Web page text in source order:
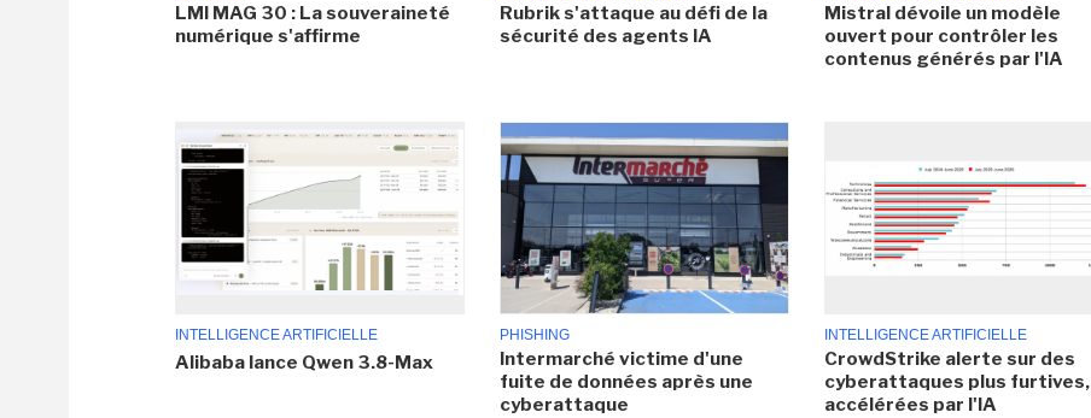
LMI MAG 30 : La souveraineté
numérique s'affirme
Rubrik s'attaque au défi de la
sécurité des agents IA
Mistral dévoile un modèle
ouvert pour contrôler les
contenus générés par l'IA
INTELLIGENCE ARTIFICIELLE
Alibaba lance Qwen 3.8-Max
PHISHING
Intermarché victime d'une
fuite de données après une
cyberattaque
INTELLIGENCE ARTIFICIELLE
CrowdStrike alerte sur des
cyberattaques plus furtives,
accélérées par l'IA